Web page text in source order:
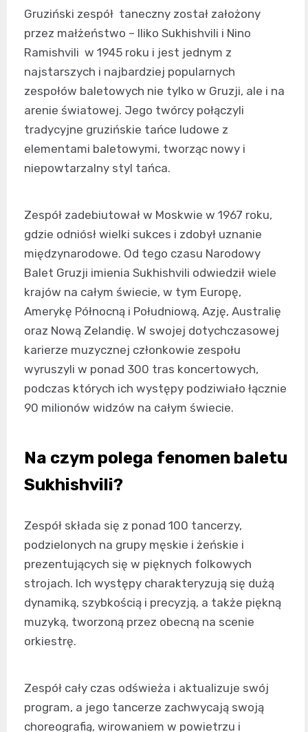
Gruziński zespół taneczny został założony
przez małżeństwo – Iliko Sukhishvili i Nino
Ramishvili w 1945 roku i jest jednym z
najstarszych i najbardziej popularnych
zespołów baletowych nie tylko w Gruzji, ale i na
arenie światowej. Jego twórcy połączyli
tradycyjne gruzińskie tańce ludowe z
elementami baletowymi, tworząc nowy i
niepowtarzalny styl tańca.
Zespół zadebiutował w Moskwie w 1967 roku,
gdzie odniósł wielki sukces i zdobył uznanie
międzynarodowe. Od tego czasu Narodowy
Balet Gruzji imienia Sukhishvili odwiedził wiele
krajów na całym świecie, w tym Europę,
Amerykę Północną i Południową, Azję, Australię
oraz Nową Zelandię. W swojej dotychczasowej
karierze muzycznej członkowie zespołu
wyruszyli w ponad 300 tras koncertowych,
podczas których ich występy podziwiało łącznie
90 milionów widzów na całym świecie.
Na czym polega fenomen baletu
Sukhishvili?
Zespół składa się z ponad 100 tancerzy,
podzielonych na grupy męskie i żeńskie i
prezentujących się w pięknych folkowych
strojach. Ich występy charakteryzują się dużą
dynamiką, szybkością i precyzją, a także piękną
muzyką, tworzoną przez obecną na scenie
orkiestrę.
Zespół cały czas odświeża i aktualizuje swój
program, a jego tancerze zachwycają swoją
choreografią, wirowaniem w powietrzu i